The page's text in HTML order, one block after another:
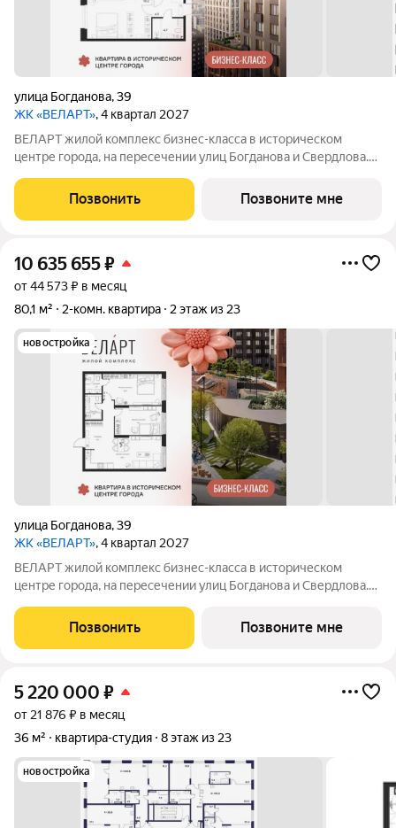
улица Богданова,39
ЖК «ВЕЛАРТ», 4 квартал 2027
ВЕЛАРТ жилой комплекс бизнес-класса в историческом
центре города, на пересечении улиц Богданова и Свердлова.
своей архитектурой Клинкерная плитка и композитные панели
Позвонить Позвоните мне
10 635 655₽
от 44 573 ₽ в месяц
80,1 м²
2-комн. квартира 2 этаж из 23
новостройка
улица Богданова,39
ЖК «ВЕЛАРТ», 4 квартал 2027
ВЕЛАРТ жилой комплекс бизнес-класса в историческом
центре города, на пересечении улиц Богданова и Свердлова.
своей архитектурой Клинкерная плитка и композитные панели
Позвонить Позвоните мне
5 220 000 ₽
от 21 876 ₽ в месяц
36 м²
квартира-студия 8 этаж из 23
новостройка